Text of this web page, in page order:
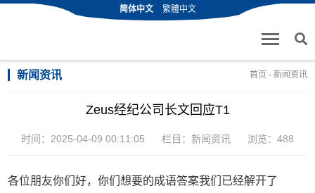
简体中文 繁體中文
新闻资讯 首页 - 新闻资讯
Zeus经纪公司长文回应T1
时间：2025-04-09 00:11:05 栏目： 新闻资讯 浏览：488
各位朋友你们好，你们想要的成语答案我们已经解开了